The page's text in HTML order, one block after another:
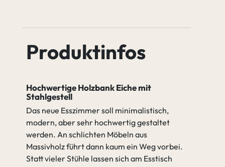
Eiche Antik Eiche Amara
gehen zu Spezifikation
Äste verfüllen (2K Wachs)
Äste nicht verfüllen
Äste nicht
verfüllen
Äste verfüllen
(2K Wachs)
gehen zu Tischgestell
Produktinfos
Hochwertige Holzbank Eiche mit
Stahlgestell
Das neue Esszimmer soll minimalistisch,
modern, aber sehr hochwertig gestaltet
werden. An schlichten Möbeln aus
Massivholz führt dann kaum ein Weg vorbei.
Statt vieler Stühle lassen sich am Esstisch